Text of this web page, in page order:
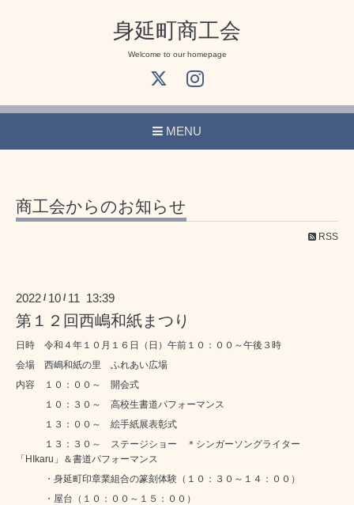
身延町商工会
Welcome to our homepage
MENU
商工会からのお知らせ
RSS
2022 / 10 / 11 13:39
第１２回西嶋和紙まつり
日時 令和４年１０月１６日（日）午前１０：００～午後３時
会場 西嶋和紙の里 ふれあい広場
内容 １０：００～ 開会式
１０：３０～ 高校生書道パフォーマンス
１３：００～ 絵手紙展表彰式
１３：３０～ ステージショー ＊シンガーソングライター
「HIkaru」＆書道パフォーマンス
・身延町印章業組合の篆刻体験（１０：３０～１４：００）
・屋台（１０：００～１５：００）